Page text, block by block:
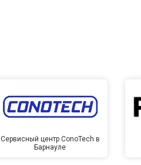
Сервисный центр ConoTech в
Барнауле